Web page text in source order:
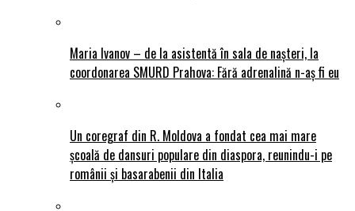
Maria Ivanov – de la asistentă în sala de nașteri, la
coordonarea SMURD Prahova: Fără adrenalină n-aș fi eu
Un coregraf din R. Moldova a fondat cea mai mare
școală de dansuri populare din diaspora, reunindu-i pe
românii și basarabenii din Italia